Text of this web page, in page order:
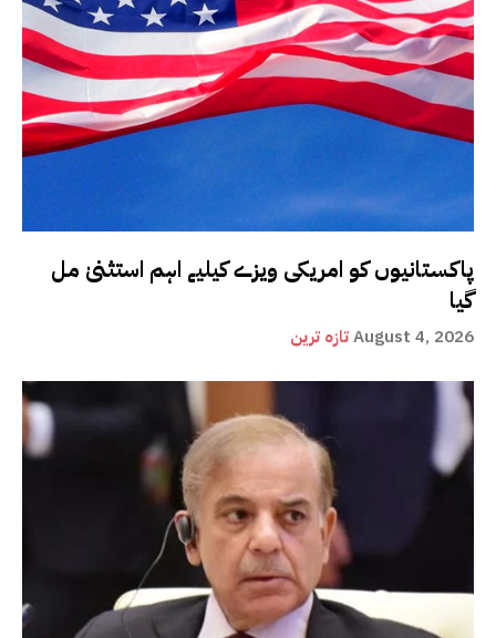
پاکستانیوں کو امریکی ویزے کیلیے اہم استثنیٰ مل
گیا
تازہ ترینAugust 4, 2026